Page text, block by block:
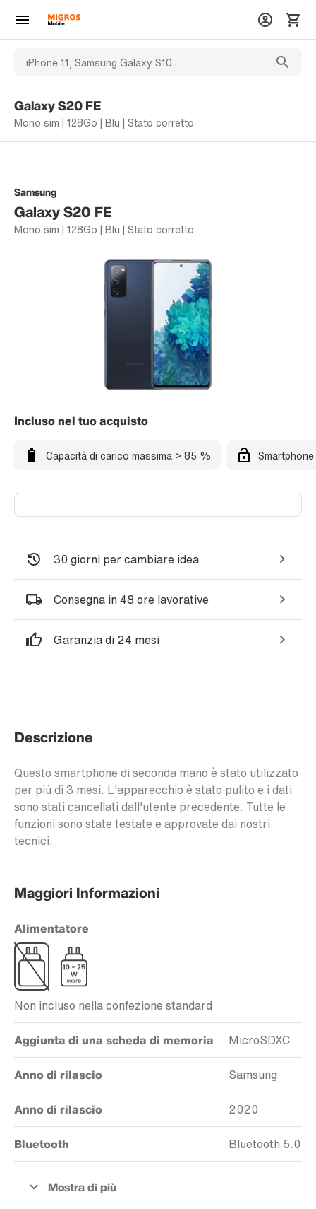
Galaxy S20 FE
Mono sim | 128Go | Blu | Stato corretto
Samsung
Galaxy S20 FE
Mono sim | 128Go | Blu | Stato corretto
Incluso nel tuo acquisto
Capacità di carico massima > 85 %
30 giorni per cambiare idea
Consegna in 48 ore lavorative
Garanzia di 24 mesi
Descrizione
Questo smartphone di seconda mano è stato utilizzato
per più di 3 mesi. L'apparecchio è stato pulito e i dati
sono stati cancellati dall'utente precedente. Tutte le
funzioni sono state testate e approvate dai nostri
tecnici.
Maggiori Informazioni
Alimentatore
Non incluso nella confezione standard
Aggiunta di una scheda di memoria MicroSDXC
Anno di rilascio Samsung
Anno di rilascio 2020
Bluetooth Bluetooth 5.0